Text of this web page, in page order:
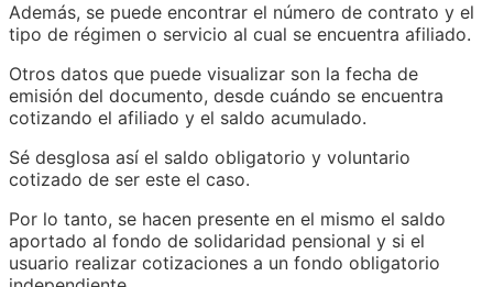
Además, se puede encontrar el número de contrato y el
tipo de régimen o servicio al cual se encuentra afiliado.
Otros datos que puede visualizar son la fecha de
emisión del documento, desde cuándo se encuentra
cotizando el afiliado y el saldo acumulado.
Sé desglosa así el saldo obligatorio y voluntario
cotizado de ser este el caso.
Por lo tanto, se hacen presente en el mismo el saldo
aportado al fondo de solidaridad pensional y si el
usuario realizar cotizaciones a un fondo obligatorio